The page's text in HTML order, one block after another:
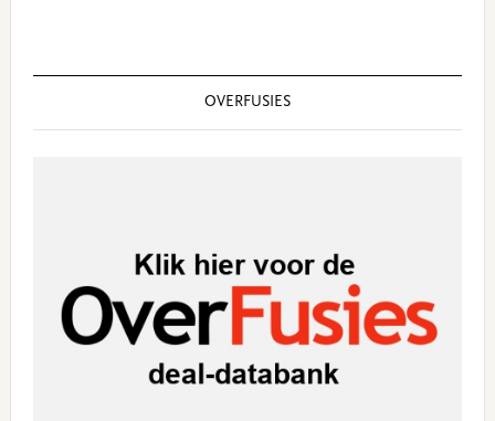
OVERFUSIES